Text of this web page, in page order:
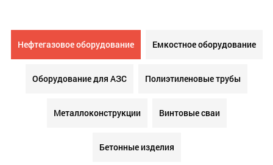
Нефтегазовое оборудование Емкостное оборудование
Оборудование для АЗС Полиэтиленовые трубы
Металлоконструкции Винтовые сваи
Бетонные изделия